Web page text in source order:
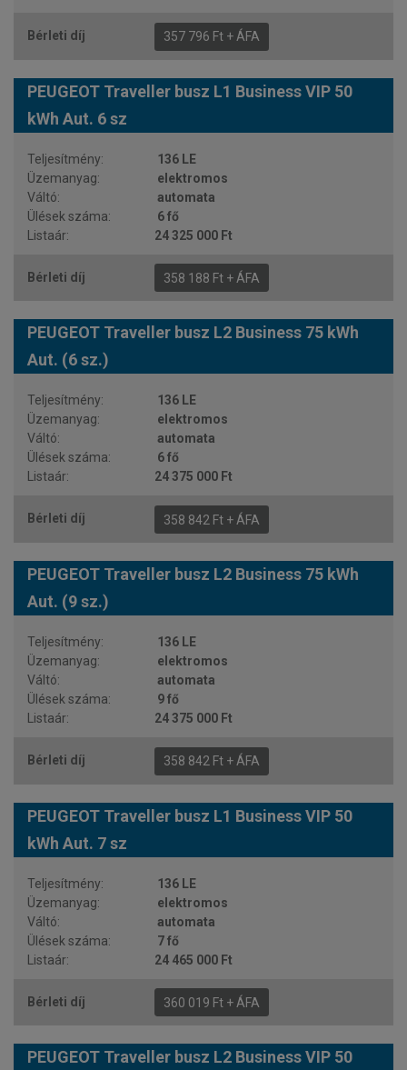
357 796 Ft + ÁFA
PEUGEOT Traveller busz L1 Business VIP 50
kWh Aut. 6 sz
136 LE
elektromos
automata
6 fő
24 325 000 Ft
358 188 Ft + ÁFA
PEUGEOT Traveller busz L2 Business 75 kWh
Aut. (6 sz.)
136 LE
elektromos
automata
6 fő
24 375 000 Ft
358 842 Ft + ÁFA
PEUGEOT Traveller busz L2 Business 75 kWh
Aut. (9 sz.)
136 LE
elektromos
automata
9 fő
24 375 000 Ft
358 842 Ft + ÁFA
PEUGEOT Traveller busz L1 Business VIP 50
kWh Aut. 7 sz
136 LE
elektromos
automata
7 fő
24 465 000 Ft
360 019 Ft + ÁFA
PEUGEOT Traveller busz L2 Business VIP 50